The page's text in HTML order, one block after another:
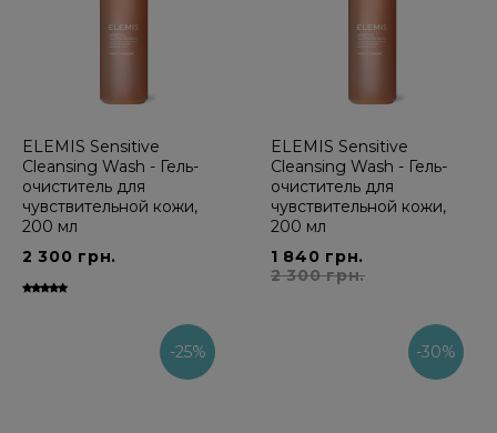
ELEMIS Sensitive
Cleansing Wash - Гель-
очиститель для
чувствительной кожи,
200 мл
2 300 грн.
ELEMIS Sensitive
Cleansing Wash - Гель-
очиститель для
чувствительной кожи,
200 мл
1 840 грн.
2 300 грн.
-25% -30%